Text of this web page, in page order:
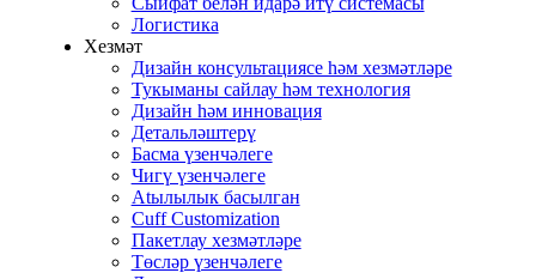
Логистика
Хезмәт
Дизайн консультациясе һәм хезмәтләре
Тукыманы сайлау һәм технология
Дизайн һәм инновация
Детальләштерү
Басма үзенчәлеге
Чигү үзенчәлеге
Atылылык басылган
Cuff Customization
Пакетлау хезмәтләре
Төсләр үзенчәлеге